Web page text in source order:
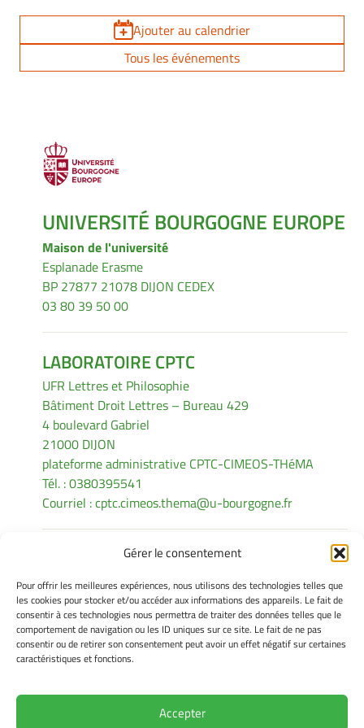
Gérer le consentement
Pour offrir les meilleures expériences, nous utilisons des technologies telles que
les cookies pour stocker et/ou accéder aux informations des appareils. Le fait de
consentir à ces technologies nous permettra de traiter des données telles que le
comportement de navigation ou les ID uniques sur ce site. Le fait de ne pas
consentir ou de retirer son consentement peut avoir un effet négatif sur certaines
caractéristiques et fonctions.
Accepter
Ajouter au calendrier
Tous les événements
UNIVERSITÉ BOURGOGNE EUROPE
Maison de l'université
Esplanade Erasme
BP 27877 21078 DIJON CEDEX
03 80 39 50 00
LABORATOIRE CPTC
UFR Lettres et Philosophie
Bâtiment Droit Lettres – Bureau 429
4 boulevard Gabriel
21000 DIJON
plateforme administrative CPTC-CIMEOS-THéMA
Tél. : 0380395541
Courriel :cptc.cimeos.thema@u-bourgogne.fr
INFORMATIONS LÉGALES
Mentions légales
Gérer mes cookies
Politique de cookies
Déclaration de confidentialité